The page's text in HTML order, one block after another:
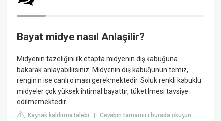
Bayat midye nasıl Anlaşilir?
Midyenin tazeliğini ilk etapta midyenin dış kabuğuna
bakarak anlayabilirsiniz. Midyenin dış kabuğunun temiz,
renginin ise canlı olması gerekmektedir. Soluk renkli kabuklu
midyeler çok yüksek ihtimal bayattır, tüketilmesi tavsiye
edilmemektedir.
Kaynak kaldırma talebi |Cevabın tamamını burada okuyun: